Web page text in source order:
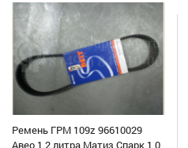
Ремень ГРМ 109z 96610029
Авео 1,2 литра Матиз Спарк 1,0